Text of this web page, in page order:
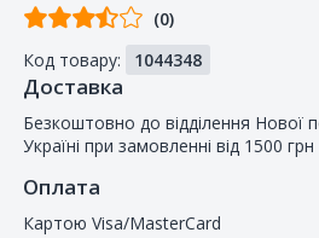
Відгуків
покупців
(0)
Код товару:
1044348
Доставка
Безкоштовно до відділення
Україні при замовленні від 1500 грн
Оплата
Картою Visa/MasterCard